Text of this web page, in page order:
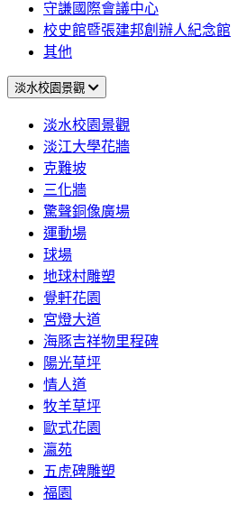
守謙國際會議中心
校史館暨張建邦創辦人紀念館
其他
淡水校園景觀
淡水校園景觀
淡江大學花牆
克難坡
三化牆
驚聲銅像廣場
運動場
球場
地球村雕塑
覺軒花園
宮燈大道
海豚吉祥物里程碑
陽光草坪
情人道
牧羊草坪
歐式花園
瀛苑
五虎碑雕塑
福園